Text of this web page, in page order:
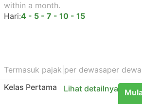
within a month.
Hari:4 - 5 - 7 - 10 - 15
Termasuk pajak per dewasaper
Kelas Pertama
Lihat detailnya